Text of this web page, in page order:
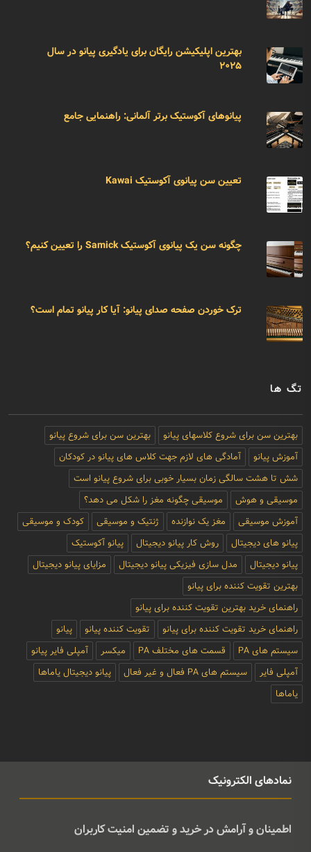
بهترین اپلیکیشن رایگان برای یادگیری پیانو در سال
۲۰۲۵
پیانوهای آکوستیک برتر آلمانی: راهنمایی جامع
تعیین سن پیانوی آکوستیک Kawai
چگونه سن یک پیانوی آکوستیک Samick را تعیین کنیم؟
ترک خوردن صفحه صدای پیانو: آیا کار پیانو تمام است؟
تگ ها
بهترین سن برای شروع کلاسهای پیانو
بهترین سن برای شروع پیانو
آموزش پیانو
آمادگی های لازم جهت کلاس های پیانو در کودکان
شش تا هشت سالگی زمان بسیار خوبی برای شروع پیانو است
موسیقی و هوش
موسیقی چگونه مغز را شکل می دهد؟
آموزش موسیقی
مغز یک نوازنده ژنتیک و موسیقی
کودک و موسیقی
پیانو های دیجیتال
روش کار پیانو دیجیتال
پیانو آکوستیک
پیانو دیجیتال
مدل سازی فیزیکی پیانو دیجیتال
مزایای پیانو دیجیتال
بهترین تقویت کننده برای پیانو
راهنمای خرید بهترین تقویت کننده برای پیانو
راهنمای خرید تقویت کننده برای پیانو
تقویت کننده پیانو
پیانو
سیستم های PA
قسمت های مختلف PA میکسر
آمپلی فایر پیانو
آمپلی فایر
سیستم های PA فعال و غیر فعال
پیانو دیجیتال یاماها
یاماها
نمادهای الکترونیک
اطمینان و آرامش در خرید و تضمین امنیت کاربران